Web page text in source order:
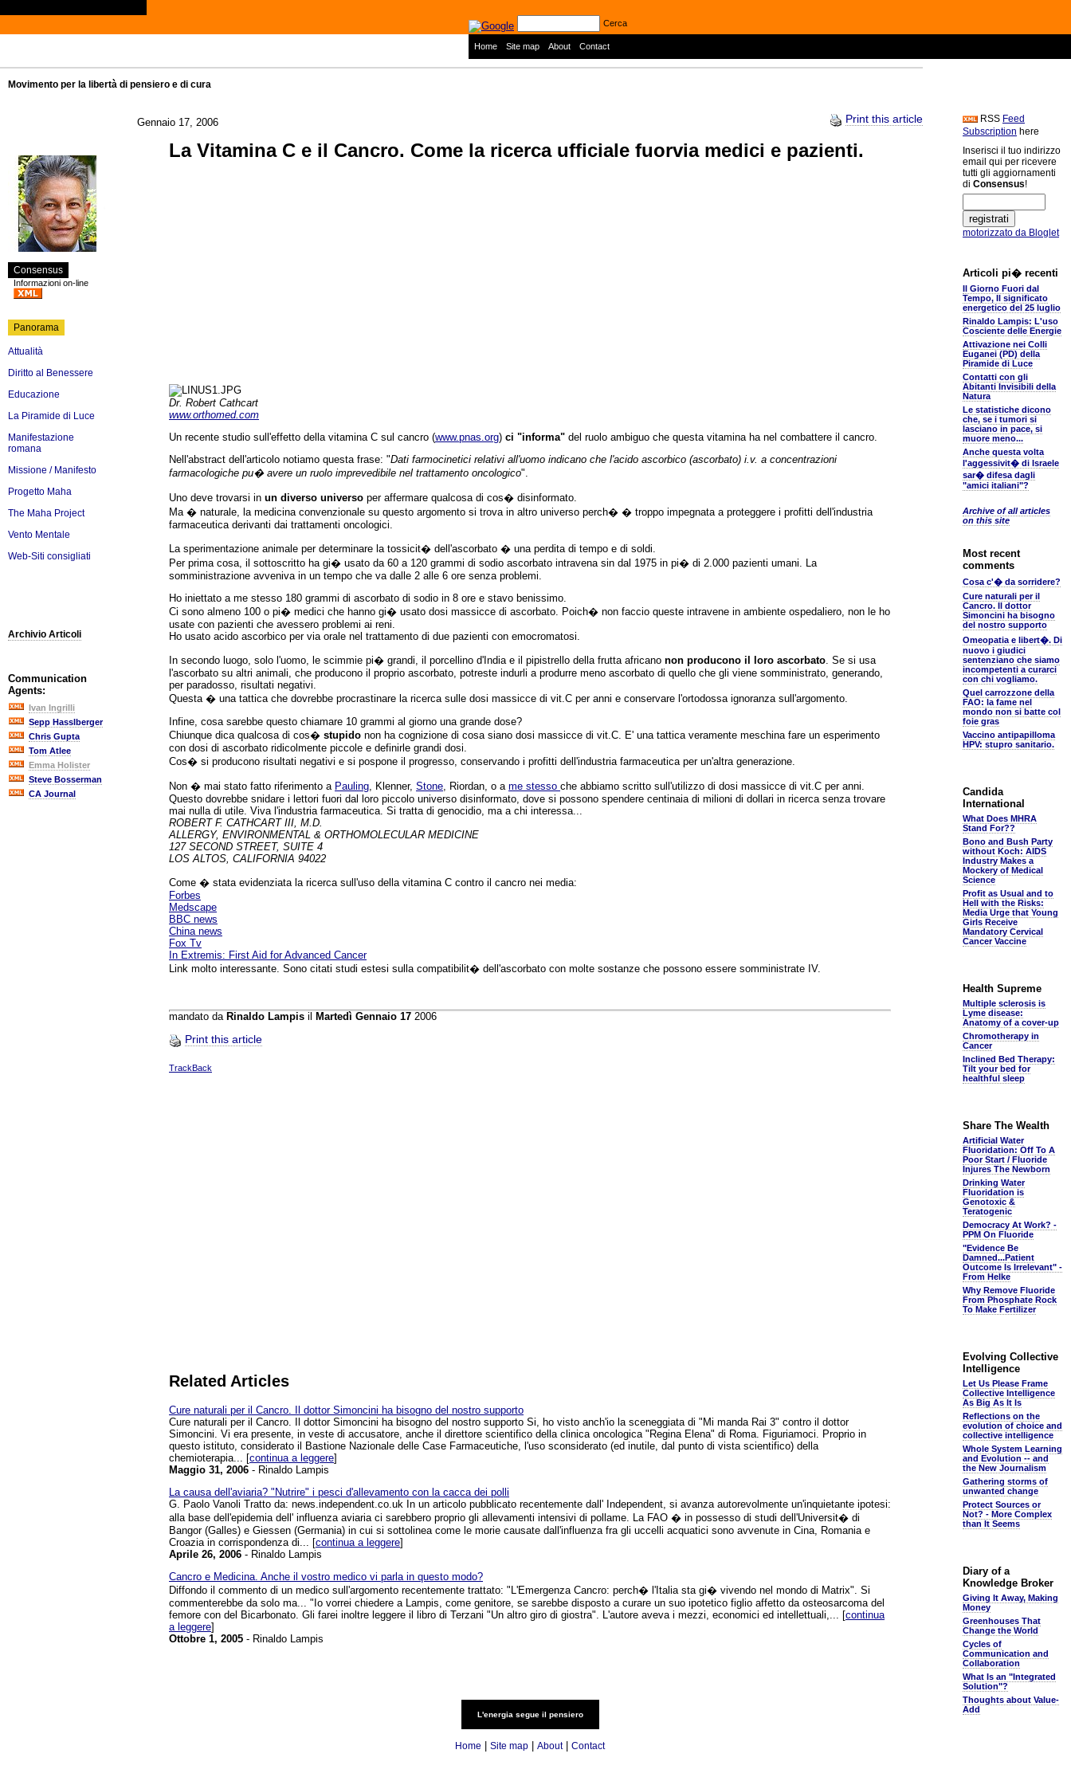
Cerca
Home Site map About Contact
Movimento per la libertà di pensiero e di cura
Consensus
Informazioni on-line
Panorama
Attualità
Diritto al Benessere
Educazione
La Piramide di Luce
Manifestazione
romana
Missione / Manifesto
Progetto Maha
The Maha Project
Vento Mentale
Web-Siti consigliati
Archivio Articoli
Communication
Agents:
Ivan Ingrilli
Sepp Hasslberger
Chris Gupta
Tom Atlee
Emma Holister
Steve Bosserman
CA Journal
Gennaio 17, 2006 Print this article
La Vitamina C e il Cancro. Come la ricerca ufficiale fuorvia medici e pazienti.
Dr. Robert Cathcart
www.orthomed.com
Un recente studio sull'effetto della vitamina C sul cancro (www.pnas.org) ci "informa" del ruolo ambiguo che questa vitamina ha nel combattere il cancro.
Nell'abstract dell'articolo notiamo questa frase: "Dati farmocinetici relativi all'uomo indicano che l'acido ascorbico (ascorbato) i.v. a concentrazioni
farmacologiche pu� avere un ruolo imprevedibile nel trattamento oncologico".
Uno deve trovarsi in un diverso universo per affermare qualcosa di cos� disinformato.
Ma � naturale, la medicina convenzionale su questo argomento si trova in altro universo perch� � troppo impegnata a proteggere i profitti dell'industria
farmaceutica derivanti dai trattamenti oncologici.
La sperimentazione animale per determinare la tossicit� dell'ascorbato � una perdita di tempo e di soldi.
Per prima cosa, il sottoscritto ha gi� usato da 60 a 120 grammi di sodio ascorbato intravena sin dal 1975 in pi� di 2.000 pazienti umani. La
somministrazione avveniva in un tempo che va dalle 2 alle 6 ore senza problemi.
Ho iniettato a me stesso 180 grammi di ascorbato di sodio in 8 ore e stavo benissimo.
Ci sono almeno 100 o pi� medici che hanno gi� usato dosi massicce di ascorbato. Poich� non faccio queste intravene in ambiente ospedaliero, non le ho
usate con pazienti che avessero problemi ai reni.
Ho usato acido ascorbico per via orale nel trattamento di due pazienti con emocromatosi.
In secondo luogo, solo l'uomo, le scimmie pi� grandi, il porcellino d'India e il pipistrello della frutta africano non producono il loro ascorbato . Se si usa
l'ascorbato su altri animali, che producono il proprio ascorbato, potreste indurli a produrre meno ascorbato di quello che gli viene somministrato, generando,
per paradosso, risultati negativi.
Questa � una tattica che dovrebbe procrastinare la ricerca sulle dosi massicce di vit.C per anni e conservare l'ortodossa ignoranza sull'argomento.
Infine, cosa sarebbe questo chiamare 10 grammi al giorno una grande dose?
Chiunque dica qualcosa di cos� stupido non ha cognizione di cosa siano dosi massicce di vit.C. E' una tattica veramente meschina fare un esperimento
con dosi di ascorbato ridicolmente piccole e definirle grandi dosi.
Cos� si producono risultati negativi e si pospone il progresso, conservando i profitti dell'industria farmaceutica per un'altra generazione.
Non � mai stato fatto riferimento a Pauling , Klenner, Stone , Riordan, o a me stesso che abbiamo scritto sull'utilizzo di dosi massicce di vit.C per anni.
Questo dovrebbe snidare i lettori fuori dal loro piccolo universo disinformato, dove si possono spendere centinaia di milioni di dollari in ricerca senza trovare
mai nulla di utile. Viva l'industria farmaceutica. Si tratta di genocidio, ma a chi interessa...
ROBERT F. CATHCART III, M.D.
ALLERGY, ENVIRONMENTAL & ORTHOMOLECULAR MEDICINE
127 SECOND STREET, SUITE 4
LOS ALTOS, CALIFORNIA 94022
Come � stata evidenziata la ricerca sull'uso della vitamina C contro il cancro nei media:
Forbes
Medscape
BBC news
China news
Fox Tv
In Extremis: First Aid for Advanced Cancer
Link molto interessante. Sono citati studi estesi sulla compatibilit� dell'ascorbato con molte sostanze che possono essere somministrate IV.
mandato da Rinaldo Lampis il Martedì Gennaio 17 2006
Print this article
TrackBack
Related Articles
Cure naturali per il Cancro. Il dottor Simoncini ha bisogno del nostro supporto
Cure naturali per il Cancro. Il dottor Simoncini ha bisogno del nostro supporto Si, ho visto anch'io la sceneggiata di "Mi manda Rai 3" contro il dottor
Simoncini. Vi era presente, in veste di accusatore, anche il direttore scientifico della clinica oncologica "Regina Elena" di Roma. Figuriamoci. Proprio in
questo istituto, considerato il Bastione Nazionale delle Case Farmaceutiche, l'uso sconsiderato (ed inutile, dal punto di vista scientifico) della
chemioterapia... [continua a leggere]
Maggio 31, 2006 - Rinaldo Lampis
La causa dell'aviaria? "Nutrire" i pesci d'allevamento con la cacca dei polli
G. Paolo Vanoli Tratto da: news.independent.co.uk In un articolo pubblicato recentemente dall' Independent, si avanza autorevolmente un'inquietante ipotesi:
alla base dell'epidemia dell' influenza aviaria ci sarebbero proprio gli allevamenti intensivi di pollame. La FAO � in possesso di studi dell'Universit� di
Bangor (Galles) e Giessen (Germania) in cui si sottolinea come le morie causate dall'influenza fra gli uccelli acquatici sono avvenute in Cina, Romania e
Croazia in corrispondenza di... [continua a leggere]
Aprile 26, 2006 - Rinaldo Lampis
Cancro e Medicina. Anche il vostro medico vi parla in questo modo?
Diffondo il commento di un medico sull'argomento recentemente trattato: "L'Emergenza Cancro: perch� l'Italia sta gi� vivendo nel mondo di Matrix". Si
commenterebbe da solo ma... "Io vorrei chiedere a Lampis, come genitore, se sarebbe disposto a curare un suo ipotetico figlio affetto da osteosarcoma del
femore con del Bicarbonato. Gli farei inoltre leggere il libro di Terzani "Un altro giro di giostra". L'autore aveva i mezzi, economici ed intellettuali,... [continua
a leggere]
Ottobre 1, 2005 - Rinaldo Lampis
L'energia segue il pensiero
Home Site map About| Contact
RSS Feed
Subscription here
Inserisci il tuo indirizzo
email qui per ricevere
tutti gli aggiornamenti
di Consensus!
motorizzato da Bloglet
Articoli pi� recenti
Il Giorno Fuori dal
Tempo, Il significato
energetico del 25 luglio
Rinaldo Lampis: L'uso
Cosciente delle Energie
Attivazione nei Colli
Euganei (PD) della
Piramide di Luce
Contatti con gli
Abitanti Invisibili della
Natura
Le statistiche dicono
che, se i tumori si
lasciano in pace, si
muore meno...
Anche questa volta
l'aggessivit� di Israele
sar� difesa dagli
"amici italiani"?
Archive of all articles
on this site
Most recent
comments
Cosa c'� da sorridere?
Cure naturali per il
Cancro. Il dottor
Simoncini ha bisogno
del nostro supporto
Omeopatia e libert�. Di
nuovo i giudici
sentenziano che siamo
incompetenti a curarci
con chi vogliamo.
Quel carrozzone della
FAO: la fame nel
mondo non si batte col
foie gras
Vaccino antipapilloma
HPV: stupro sanitario.
Candida
International
What Does MHRA
Stand For??
Bono and Bush Party
without Koch: AIDS
Industry Makes a
Mockery of Medical
Science
Profit as Usual and to
Hell with the Risks:
Media Urge that Young
Girls Receive
Mandatory Cervical
Cancer Vaccine
Health Supreme
Multiple sclerosis is
Lyme disease:
Anatomy of a cover-up
Chromotherapy in
Cancer
Inclined Bed Therapy:
Tilt your bed for
healthful sleep
Share The Wealth
Artificial Water
Fluoridation: Off To A
Poor Start / Fluoride
Injures The Newborn
Drinking Water
Fluoridation is
Genotoxic &
Teratogenic
Democracy At Work? -
PPM On Fluoride
"Evidence Be
Damned...Patient
Outcome Is Irrelevant" -
From Helke
Why Remove Fluoride
From Phosphate Rock
To Make Fertilizer
Evolving Collective
Intelligence
Let Us Please Frame
Collective Intelligence
As Big As It Is
Reflections on the
evolution of choice and
collective intelligence
Whole System Learning
and Evolution -- and
the New Journalism
Gathering storms of
unwanted change
Protect Sources or
Not? - More Complex
than It Seems
Diary of a
Knowledge Broker
Giving It Away, Making
Money
Greenhouses That
Change the World
Cycles of
Communication and
Collaboration
What Is an "Integrated
Solution"?
Thoughts about Value-
Add